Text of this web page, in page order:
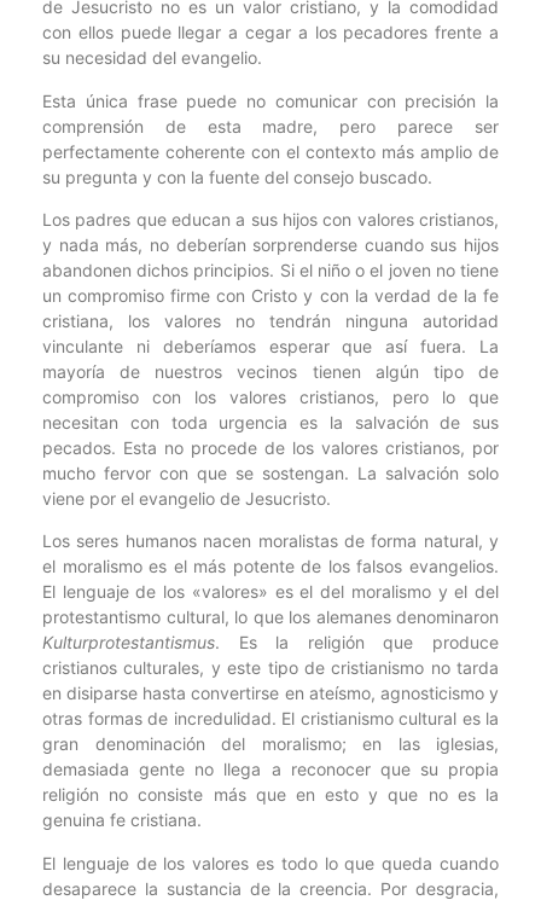
de Jesucristo no es un valor cristiano, y la comodidad
con ellos puede llegar a cegar a los pecadores frente a
su necesidad del evangelio.
Esta única frase puede no comunicar con precisión la
comprensión de esta madre, pero parece ser
perfectamente coherente con el contexto más amplio de
su pregunta y con la fuente del consejo buscado.
Los padres que educan a sus hijos con valores cristianos,
y nada más, no deberían sorprenderse cuando sus hijos
abandonen dichos principios. Si el niño o el joven no tiene
un compromiso firme con Cristo y con la verdad de la fe
cristiana, los valores no tendrán ninguna autoridad
vinculante ni deberíamos esperar que así fuera. La
mayoría de nuestros vecinos tienen algún tipo de
compromiso con los valores cristianos, pero lo que
necesitan con toda urgencia es la salvación de sus
pecados. Esta no procede de los valores cristianos, por
mucho fervor con que se sostengan. La salvación solo
viene por el evangelio de Jesucristo.
Los seres humanos nacen moralistas de forma natural, y
el moralismo es el más potente de los falsos evangelios.
El lenguaje de los «valores» es el del moralismo y el del
protestantismo cultural, lo que los alemanes denominaron
Kulturprotestantismus. Es la religión que produce
cristianos culturales, y este tipo de cristianismo no tarda
en disiparse hasta convertirse en ateísmo, agnosticismo y
otras formas de incredulidad. El cristianismo cultural es la
gran denominación del moralismo; en las iglesias,
demasiada gente no llega a reconocer que su propia
religión no consiste más que en esto y que no es la
genuina fe cristiana.
El lenguaje de los valores es todo lo que queda cuando
desaparece la sustancia de la creencia. Por desgracia,